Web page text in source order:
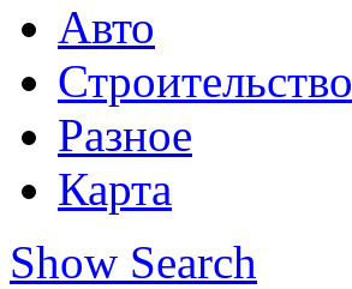
Авто
Строительство
Разное
Карта
Show Search